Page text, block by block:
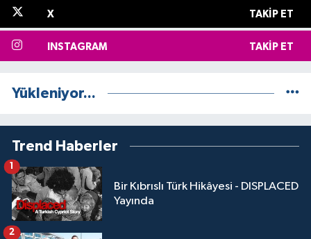
X TAKIP ET
INSTAGRAM TAKIP ET
Yükleniyor...
Trend Haberler
Bir Kıbrıslı Türk Hikâyesi - DISPLACED
Yayında
1
2